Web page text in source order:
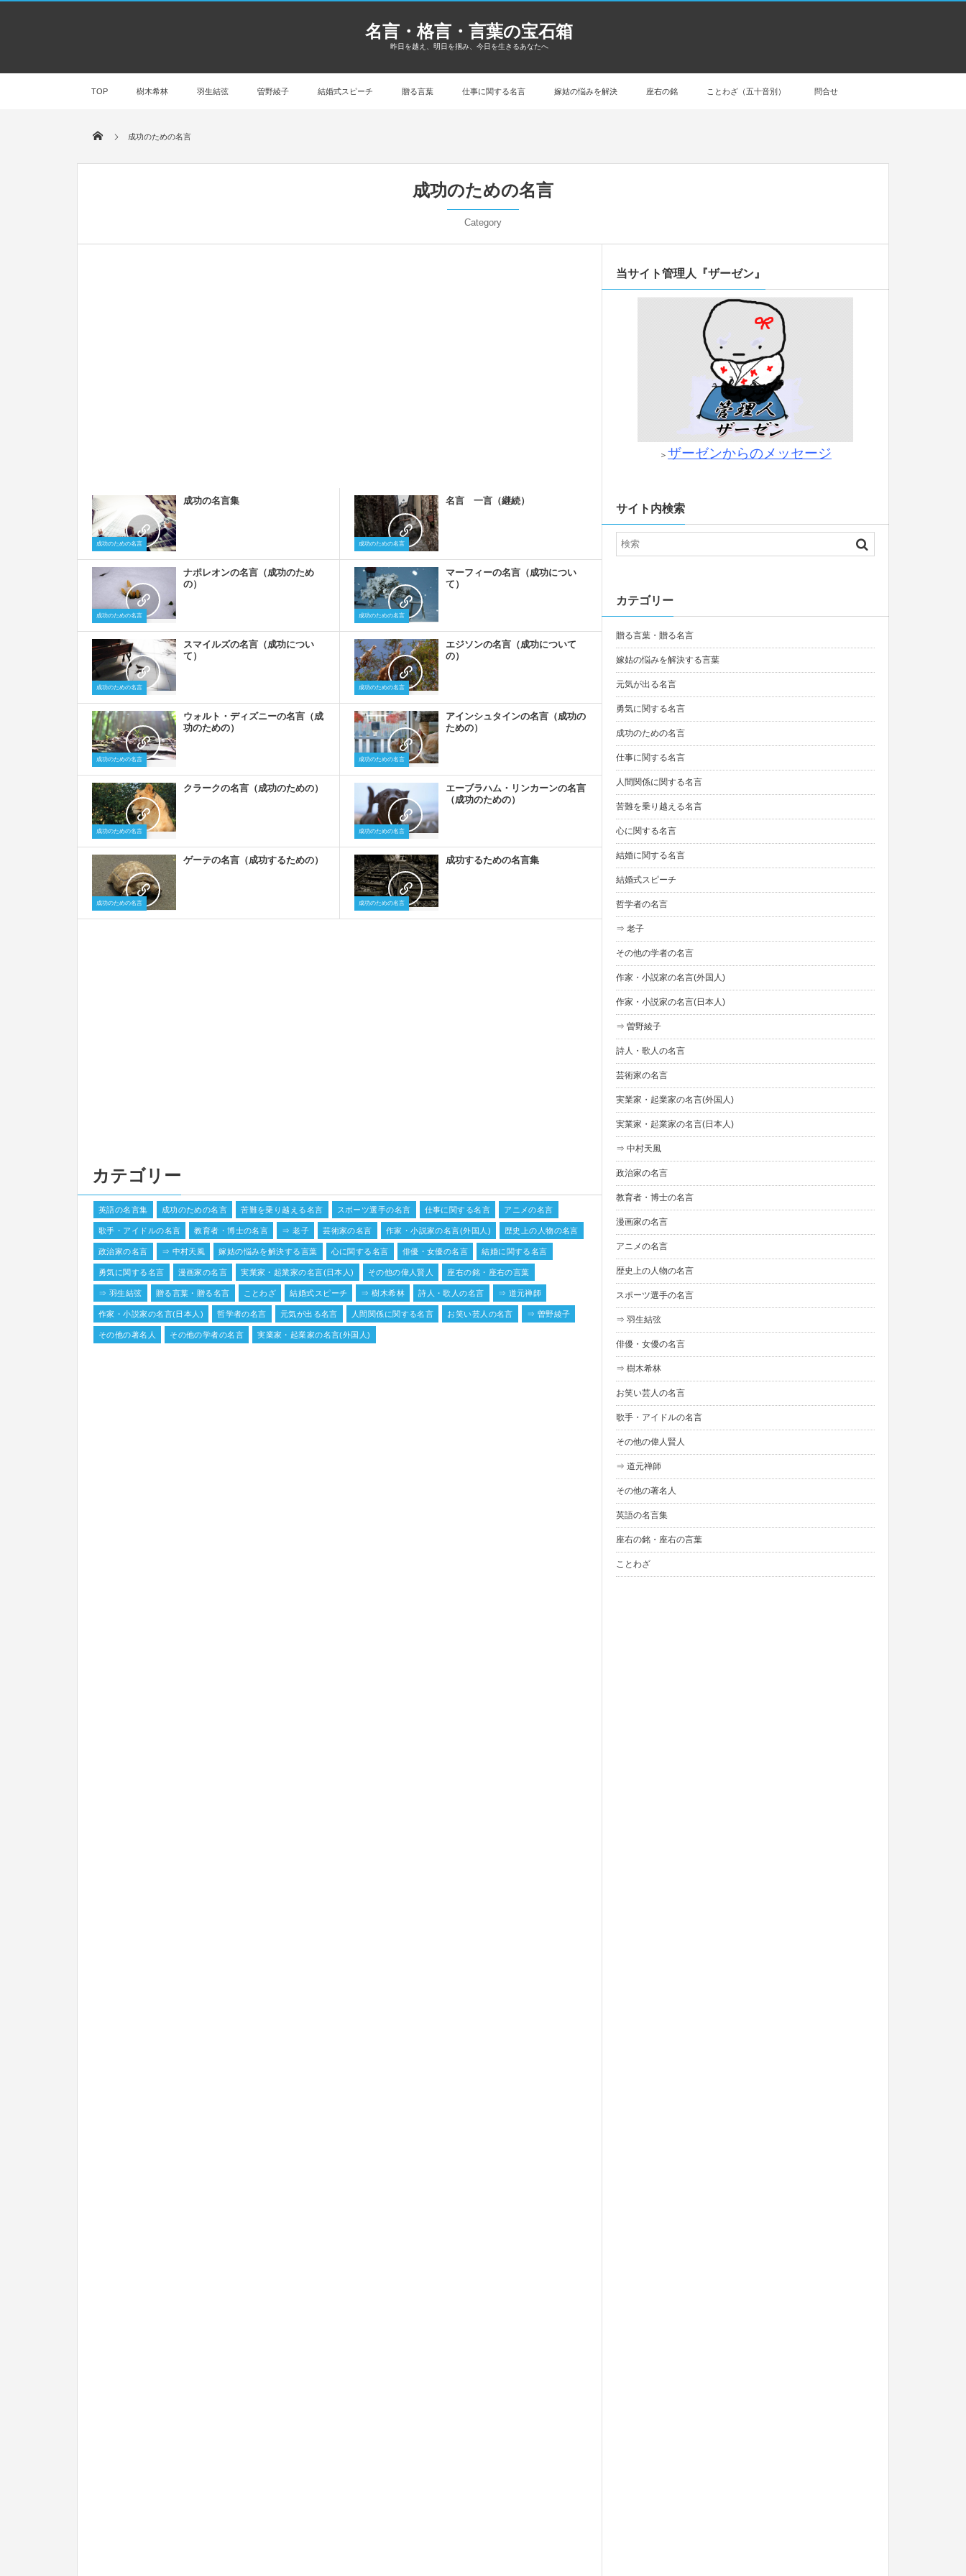
名言・格言・言葉の宝石箱
昨日を越え、明日を掴み、今日を生きるあなたへ
TOP 樹木希林 羽生結弦 曽野綾子 結婚式スピーチ 贈る言葉 仕事に関する名言 嫁姑の悩みを解決 座右の銘 ことわざ（五十音別） 問合せ
成功のための名言
成功のための名言
Category
成功のための名言
成功の名言集
成功のための名言
名言 一言（継続）
成功のための名言
ナポレオンの名言（成功のため
の）
成功のための名言
マーフィーの名言（成功につい
て）
成功のための名言
スマイルズの名言（成功につい
て）
成功のための名言
エジソンの名言（成功について
の）
成功のための名言
ウォルト・ディズニーの名言（成
功のための）
成功のための名言
アインシュタインの名言（成功の
ための）
成功のための名言
クラークの名言（成功のための）
成功のための名言
エーブラハム・リンカーンの名言
（成功のための）
成功のための名言
ゲーテの名言（成功するための）
成功のための名言
成功するための名言集
カテゴリー
英語の名言集 成功のための名言 苦難を乗り越える名言 スポーツ選手の名言 仕事に関する名言 アニメの名言
歌手・アイドルの名言 教育者・博士の名言 ⇒ 老子 芸術家の名言 作家・小説家の名言(外国人) 歴史上の人物の名言
政治家の名言 ⇒ 中村天風 嫁姑の悩みを解決する言葉 心に関する名言 俳優・女優の名言 結婚に関する名言
勇気に関する名言 漫画家の名言 実業家・起業家の名言(日本人) その他の偉人賢人 座右の銘・座右の言葉
⇒ 羽生結弦 贈る言葉・贈る名言 ことわざ 結婚式スピーチ ⇒ 樹木希林 詩人・歌人の名言 ⇒ 道元禅師
作家・小説家の名言(日本人) 哲学者の名言 元気が出る名言 人間関係に関する名言 お笑い芸人の名言 ⇒ 曽野綾子
その他の著名人 その他の学者の名言 実業家・起業家の名言(外国人)
当サイト管理人『ザーゼン』
＞ ザーゼンからのメッセージ
サイト内検索
カテゴリー
贈る言葉・贈る名言
嫁姑の悩みを解決する言葉
元気が出る名言
勇気に関する名言
成功のための名言
仕事に関する名言
人間関係に関する名言
苦難を乗り越える名言
心に関する名言
結婚に関する名言
結婚式スピーチ
哲学者の名言
⇒ 老子
その他の学者の名言
作家・小説家の名言(外国人)
作家・小説家の名言(日本人)
⇒ 曽野綾子
詩人・歌人の名言
芸術家の名言
実業家・起業家の名言(外国人)
実業家・起業家の名言(日本人)
⇒ 中村天風
政治家の名言
教育者・博士の名言
漫画家の名言
アニメの名言
歴史上の人物の名言
スポーツ選手の名言
⇒ 羽生結弦
俳優・女優の名言
⇒ 樹木希林
お笑い芸人の名言
歌手・アイドルの名言
その他の偉人賢人
⇒ 道元禅師
その他の著名人
英語の名言集
座右の銘・座右の言葉
ことわざ